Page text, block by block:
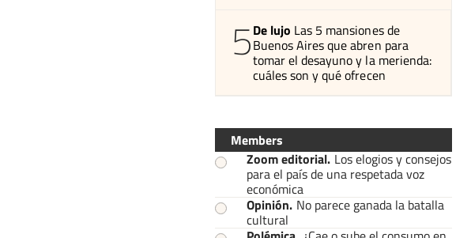
5De lujo Las 5 mansiones de
Buenos Aires que abren para
tomar el desayuno y la merienda:
cuáles son y qué ofrecen
Members
Zoom editorial. Los elogios y consejos
para el país de una respetada voz
económica
Opinión. No parece ganada la batalla
cultural